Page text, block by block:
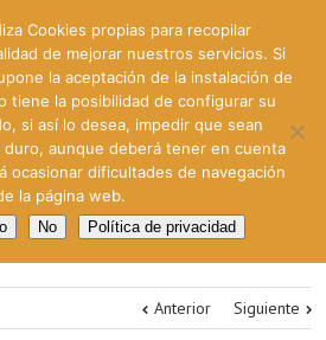
Anterior Siguiente
Cookies propias para recopilar
de mejorar nuestros servicios. Si
la aceptación de la instalación de
tiene la posibilidad de configurar su
si así lo desea, impedir que sean
duro, aunque deberá tener en cuenta
ocasionar dificultades de navegación
la página web.
No Política de privacidad